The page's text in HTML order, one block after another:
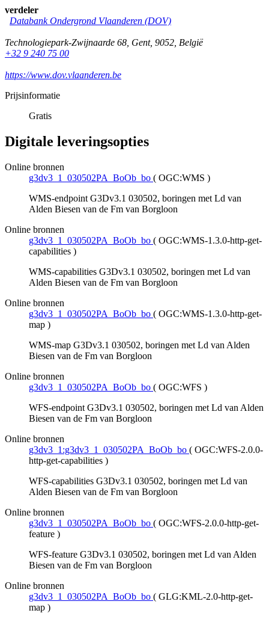
verdeler
Databank Ondergrond Vlaanderen (DOV)
Technologiepark-Zwijnaarde 68, Gent, 9052, België
+32 9 240 75 00
https://www.dov.vlaanderen.be
Prijsinformatie
Gratis
Digitale leveringsopties
Online bronnen
g3dv3_1_030502PA_BoOb_bo ( OGC:WMS )
WMS-endpoint G3Dv3.1 030502, boringen met Ld van
Alden Biesen van de Fm van Borgloon
Online bronnen
g3dv3_1_030502PA_BoOb_bo ( OGC:WMS-1.3.0-http-get-
capabilities )
WMS-capabilities G3Dv3.1 030502, boringen met Ld van
Alden Biesen van de Fm van Borgloon
Online bronnen
g3dv3_1_030502PA_BoOb_bo ( OGC:WMS-1.3.0-http-get-
map )
WMS-map G3Dv3.1 030502, boringen met Ld van Alden
Biesen van de Fm van Borgloon
Online bronnen
g3dv3_1_030502PA_BoOb_bo ( OGC:WFS )
WFS-endpoint G3Dv3.1 030502, boringen met Ld van Alden
Biesen van de Fm van Borgloon
Online bronnen
g3dv3_1:g3dv3_1_030502PA_BoOb_bo ( OGC:WFS-2.0.0-
http-get-capabilities )
WFS-capabilities G3Dv3.1 030502, boringen met Ld van
Alden Biesen van de Fm van Borgloon
Online bronnen
g3dv3_1_030502PA_BoOb_bo ( OGC:WFS-2.0.0-http-get-
feature )
WFS-feature G3Dv3.1 030502, boringen met Ld van Alden
Biesen van de Fm van Borgloon
Online bronnen
g3dv3_1_030502PA_BoOb_bo ( GLG:KML-2.0-http-get-
map )